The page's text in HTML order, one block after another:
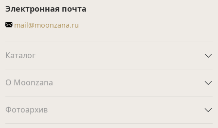
Электронная почта
mail@moonzana.ru
Каталог
О Moonzana
Фотоархив